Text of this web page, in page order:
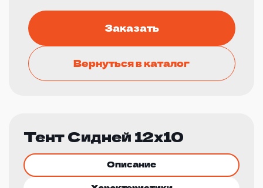
Заказать
Вернуться в каталог
Тент Сидней 12х10
Описание